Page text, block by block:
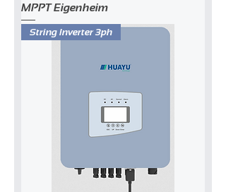
MPPT Eigenheim
String Inverter 3ph